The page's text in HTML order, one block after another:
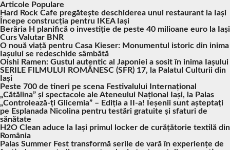
Articole Populare
Hard Rock Cafe pregătește deschiderea unui restaurant la Iași
Începe construcția pentru IKEA Iași
Berăria H planifică o investiție de peste 40 milioane euro la Iași
Curs Valutar BNR
O nouă viață pentru Casa Kieser: Monumentul istoric din inima
Iașului se redeschide sâmbătă
Oishi Ramen: Gustul autentic al Japoniei a sosit în inima Iașului
SERILE FILMULUI ROMÂNESC (SFR) 17, la Palatul Culturii din
Iași
Peste 700 de tineri pe scena Festivalului Internațional
„Cătălina” și spectacole ale Ateneului Național Iași, la Palas
„Controlează-ți Glicemia” – Ediția a II-a! Ieșenii sunt așteptați
pe Esplanada Nicolina pentru testări gratuite și sfaturi de
sănătate
H2O Clean aduce la Iași primul locker de curățătorie textilă din
România
Palas Summer Fest transformă serile de vară în experiențe de